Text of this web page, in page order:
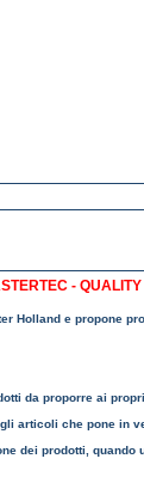
-
Holland e propone
da proporre ai
articoli che pone in
dei prodotti,